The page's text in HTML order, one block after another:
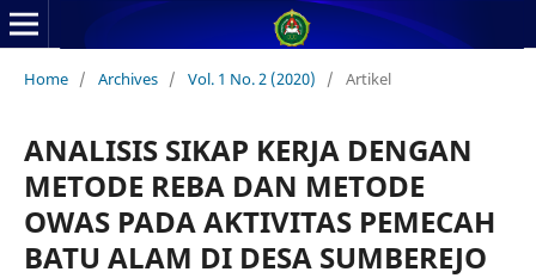
Home / Archives / Vol. 1 No. 2 (2020) / Artikel
ANALISIS SIKAP KERJA DENGAN
METODE REBA DAN METODE
OWAS PADA AKTIVITAS PEMECAH
BATU ALAM DI DESA SUMBEREJO